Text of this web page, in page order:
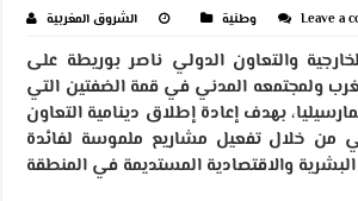
الشروق المغربية وطنية Leave a
والتعاون الدولي ناصر بوريطة على
ولمجتمعه المدني في قمة الضفتين التي
بهدف إعادة إطلاق دينامية التعاون
من خلال تفعيل مشاريع ملموسة لفائدة